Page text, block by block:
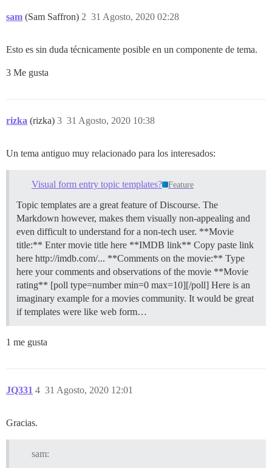
sam (Sam Saffron) 31 Agosto, 2020 02:28
2
Esto es sin duda técnicamente posible en un componente de tema.
3 Me gusta
rizka (rizka) 31 Agosto, 2020 10:38
3
Un tema antiguo muy relacionado para los interesados:
Visual form entry topic templates? Feature
Topic templates are a great feature of Discourse. The
Markdown however, makes them visually non-appealing and
even difficult to understand for a non-tech user. **Movie
title:** Enter movie title here **IMDB link** Copy paste link
here http://imdb.com/... **Comments on the movie:** Type
here your comments and observations of the movie **Movie
rating** [poll type=number min=0 max=10][/poll] Here is an
imaginary example for a movies community. It would be great
if templates were like web form…
1 me gusta
JQ331 31 Agosto, 2020 12:01
4
Gracias.
sam: